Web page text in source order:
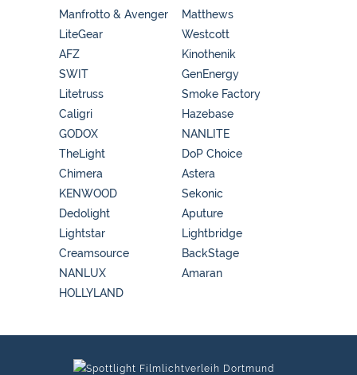
Manfrotto & Avenger
LiteGear
AFZ
SWIT
Litetruss
Caligri
GODOX
Matthews
Westcott
Kinothenik
GenEnergy
Smoke Factory
Hazebase
NANLITE
TheLight
Chimera
KENWOOD
Dedolight
Lightstar
Creamsource
NANLUX
HOLLYLAND
DoP Choice
Astera
Sekonic
Aputure
Lightbridge
BackStage
Amaran